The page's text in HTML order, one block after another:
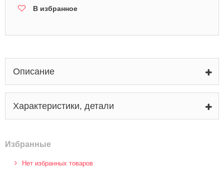
В избранное
Описание
Характеристики, детали
Избранные
Нет избранных товаров